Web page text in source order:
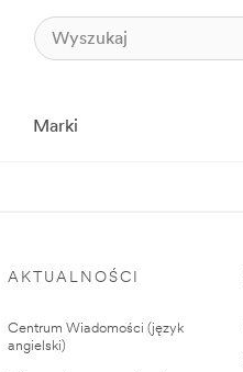
Marki
AKTUALNOŚCI
Centrum Wiadomości (język
angielski)